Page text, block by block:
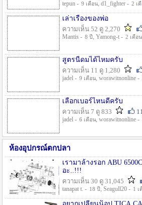
tepun - 9 เดือน, d1_fighter - 2 เ
เล่าเรื่องของพ่อ
ความเห็น 52 ดู 2,270
Mantis - 8 ปี , Yamong-t - 2 เดือน
สูตรนี้ดมได้ไหมครับ
ความเห็น 11 ดู 1,280
jadel - 9 เดือน, worawitnonline -
เลือกเบอร์ไหนดีครับ
ความเห็น 7 ดู 833
jadel - 6 เดือน, worawitnonline -
ห้องอุปกรณ์ตกปลา
เรามาล้างรอก ABU 6500C
อะ..!!!
ความเห็น 30 ดู 31,045
tanapat t. - 18 ปี , Seagull20 - 1 เ